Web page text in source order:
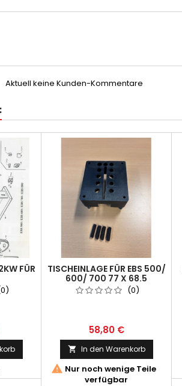
Aktuell keine Kunden-Kommentare
FÜR
TISCHEINLAGE FÜR EBS 500/
600/ 700 77 X 68.5
(0)
58,80 €
 In den Warenkorb
 Nur noch wenige Teile
verfügbar